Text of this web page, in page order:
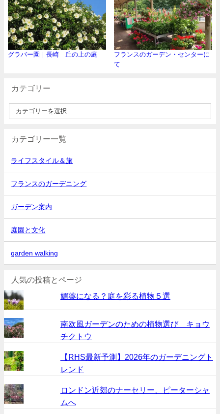
グラバー園｜長崎 丘の上の庭
フランスのガーデン・センターに
て
カテゴリー
カテゴリー一覧
ライフスタイル＆旅
フランスのガーデニング
ガーデン案内
庭園と文化
garden walking
人気の投稿とページ
媚薬になる？庭を彩る植物５選
南欧風ガーデンのための植物選び キョウ
チクトウ
【RHS最新予測】2026年のガーデニングト
レンド
ロンドン近郊のナーセリー、ピーターシャ
ムへ